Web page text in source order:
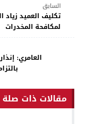
السابق
تكليف العميد زياد
لمكافحة المخدرات
العامري:
مقالات ذات صلة